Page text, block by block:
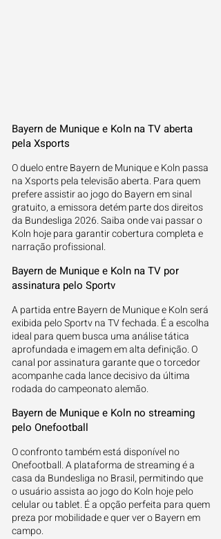
Bayern de Munique e Koln na TV aberta
pela Xsports
O duelo entre Bayern de Munique e Koln passa
na Xsports pela televisão aberta. Para quem
prefere assistir ao jogo do Bayern em sinal
gratuito, a emissora detém parte dos direitos
da Bundesliga 2026. Saiba onde vai passar o
Koln hoje para garantir cobertura completa e
narração profissional.
Bayern de Munique e Koln na TV por
assinatura pelo Sportv
A partida entre Bayern de Munique e Koln será
exibida pelo Sportv na TV fechada. É a escolha
ideal para quem busca uma análise tática
aprofundada e imagem em alta definição. O
canal por assinatura garante que o torcedor
acompanhe cada lance decisivo da última
rodada do campeonato alemão.
Bayern de Munique e Koln no streaming
pelo Onefootball
O confronto também está disponível no
Onefootball. A plataforma de streaming é a
casa da Bundesliga no Brasil, permitindo que
o usuário assista ao jogo do Koln hoje pelo
celular ou tablet. É a opção perfeita para quem
preza por mobilidade e quer ver o Bayern em
campo.